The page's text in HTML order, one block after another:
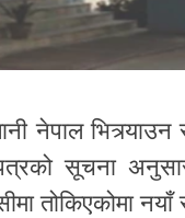
नेपाल
सूचना
तोकिएकोमा